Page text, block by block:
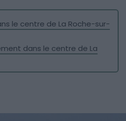
le centre de La Roche-sur-
dans le centre de La